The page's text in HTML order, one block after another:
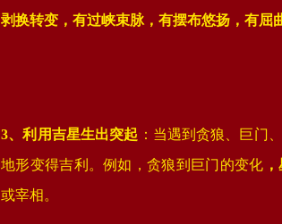
剥换转变，有过峡束脉，有摆布悠扬，有屈
3、‌利用吉星生出突起 ：当遇到贪狼、巨门
地形变得吉利。例如，贪狼到巨门的变化
或宰相‌。